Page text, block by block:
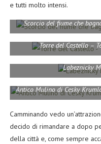
e tutti molto intensi.
Scorcio del fiume che
Torre del Castello –
Labeznicky
Antico Mulino di Cesky
Camminando vedo
decido di rimandare a dopo
della città e, come sempre